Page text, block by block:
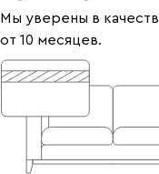
Мы уверены в
от 10 месяцев.